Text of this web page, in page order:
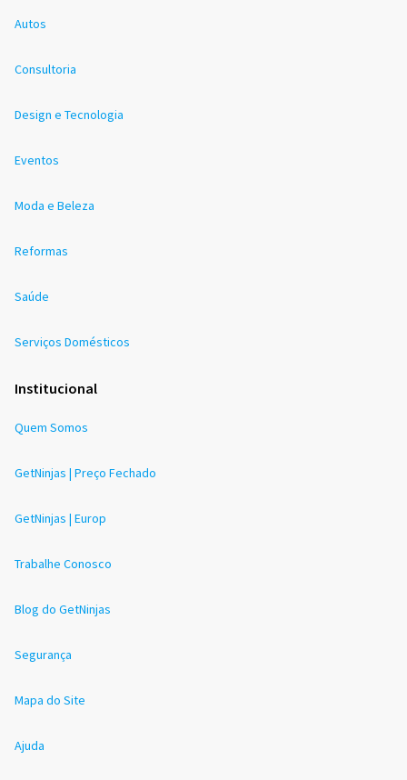
Autos
Consultoria
Design e Tecnologia
Eventos
Moda e Beleza
Reformas
Saúde
Serviços Domésticos
Institucional
Quem Somos
GetNinjas | Preço Fechado
GetNinjas | Europ
Trabalhe Conosco
Blog do GetNinjas
Segurança
Mapa do Site
Ajuda